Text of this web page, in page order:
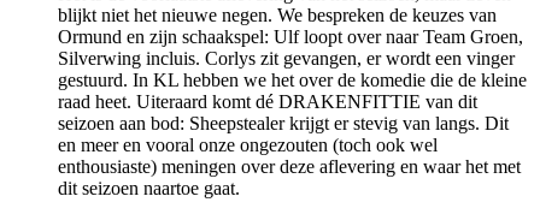
blijkt niet het nieuwe negen. We bespreken de keuzes van
Ormund en zijn schaakspel: Ulf loopt over naar Team Groen,
Silverwing incluis. Corlys zit gevangen, er wordt een vinger
gestuurd. In KL hebben we het over de komedie die de kleine
raad heet. Uiteraard komt dé DRAKENFITTIE van dit
seizoen aan bod: Sheepstealer krijgt er stevig van langs. Dit
en meer en vooral onze ongezouten (toch ook wel
enthousiaste) meningen over deze aflevering en waar het met
dit seizoen naartoe gaat.